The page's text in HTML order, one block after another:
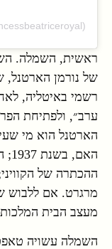
ראשית, השמלה.
רשמי באיטליה,
הארטנל הוא מי
ההכתרה של
מרגרט. אם ללבוש
מעצב הבית
השמלה עשויה